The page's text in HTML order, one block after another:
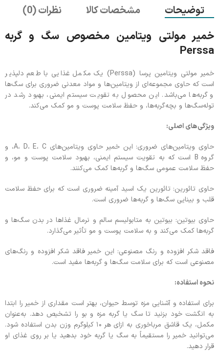
توضیحات مشخصات کالا نظرات (0)
خمیر مولتی ویتامین مخصوص سگ و گربه
Perssa
خمیر مولتی ویتامین پرسا (Perssa) یک مکمل غذایی با طعم دلپذیر
است که حاوی مجموعه‌ای از ویتامین‌ها و مواد معدنی ضروری برای سگ‌ها
و گربه‌ها می‌باشد. این محصول به تقویت سیستم ایمنی، بهبود رشد در
توله‌سگ‌ها و بچه‌گربه‌ها، و حفظ سلامت پوست و مو کمک می‌کند.
ویژگی‌های اصلی:
حاوی ویتامین‌های ضروری: این خمیر حاوی ویتامین‌های A، D، E، C، و
گروه B است که به تقویت سیستم ایمنی، بهبود سلامت پوست و مو، و
حفظ سلامت عمومی سگ‌ها و گربه‌ها کمک می‌کنند.
حاوی تائورین: تائورین یک اسید آمینه ضروری است که برای حفظ سلامت
قلب و بینایی سگ‌ها و گربه‌ها ضروری است.
حاوی بیوتین: بیوتین به متابولیسم سالم و نرمال غذاها در بدن سگ‌ها و
گربه‌ها کمک می‌کند و به سلامت پوست و مو تأثیر می‌گذارد.
فاقد شکر افزوده و رنگ مصنوعی: این خمیر فاقد شکر افزوده و رنگ‌های
مصنوعی است که برای سلامت سگ‌ها و گربه‌ها مفید است.
نحوه استفاده:
برای استفاده و آشنایی مزه توسط حیوان، بهتر است مقداری از خمیر را ابتدا
به انگشت خود بزنید تا سگ یا گربه مزه و بو را تشخیص دهد. به‌عنوان
مکمل، یک قاشق مرباخوری به ازای هر ۱۰ کیلوگرم وزن بدن استفاده شود.
می‌توانید خمیر را مستقیماً به سگ یا گربه خود بدهید یا بر روی غذای او
قرار دهید.